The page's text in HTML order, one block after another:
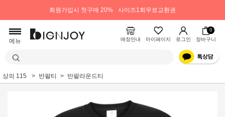
회원가입시 첫구매 20% 사이즈1회무료교환권
메뉴 매장안내 마이페이지 로그인
0
장바구니
상의 115 반팔티 반팔라운드티